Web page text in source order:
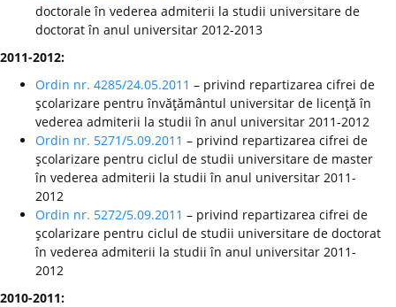
doctorale în vederea admiterii la studii universitare de
doctorat în anul universitar 2012-2013
2011-2012:
Ordin nr. 4285/24.05.2011 – privind repartizarea cifrei de
şcolarizare pentru învăţământul universitar de licenţă în
vederea admiterii la studii în anul universitar 2011-2012
Ordin nr. 5271/5.09.2011 – privind repartizarea cifrei de
şcolarizare pentru ciclul de studii universitare de master
în vederea admiterii la studii în anul universitar 2011-
2012
Ordin nr. 5272/5.09.2011 – privind repartizarea cifrei de
şcolarizare pentru ciclul de studii universitare de doctorat
în vederea admiterii la studii în anul universitar 2011-
2012
2010-2011: